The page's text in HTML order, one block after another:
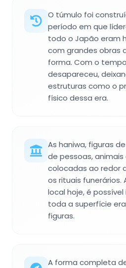
O túmulo foi
período em que
todo o Japão eram
com grandes obras
forma. Com o
desapareceu,
estruturas como o
físico dessa era.
As haniwa, figuras
de pessoas,
colocadas ao redor
os rituais funerários.
local hoje, é
toda a superfície
figuras.
A forma completa